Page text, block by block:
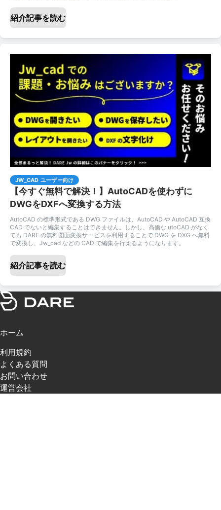
紹介記事を読む
JW_CAD ユーザー向け
【今すぐ無料で解決！】AutoCADを使わずに
DWGをDXFへ変換する方法
AutoCAD の標準形式である DWG ファイルは、AutoCAD や AutoCAD 互換
CAD でないと編集することはできません。しかし、高価な utoCAD がなく
ても DARE の無料図面変換サービスを利用することで DWG を DXG へ無料
で変換し、Jw_cad などの CAD で編集を行えるようになります。
紹介記事を読む
ホーム
利用規約
よくある質問
お問い合わせ
運営会社